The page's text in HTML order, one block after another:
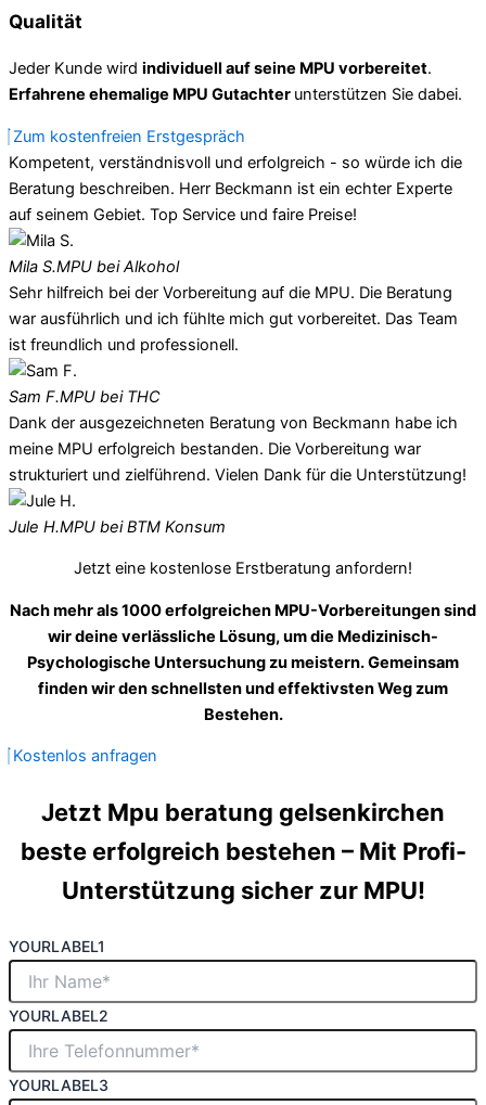
Qualität
Jeder Kunde wird individuell auf seine MPU vorbereitet.
Erfahrene ehemalige MPU Gutachter unterstützen Sie dabei.
Zum kostenfreien Erstgespräch
Kompetent, verständnisvoll und erfolgreich - so würde ich die
Beratung beschreiben. Herr Beckmann ist ein echter Experte
auf seinem Gebiet. Top Service und faire Preise!
Mila S.MPU bei Alkohol
Sehr hilfreich bei der Vorbereitung auf die MPU. Die Beratung
war ausführlich und ich fühlte mich gut vorbereitet. Das Team
ist freundlich und professionell.
Sam F.MPU bei THC
Dank der ausgezeichneten Beratung von Beckmann habe ich
meine MPU erfolgreich bestanden. Die Vorbereitung war
strukturiert und zielführend. Vielen Dank für die Unterstützung!
Jule H.MPU bei BTM Konsum
Jetzt eine kostenlose Erstberatung anfordern!
Nach mehr als 1000 erfolgreichen MPU-Vorbereitungen sind
wir deine verlässliche Lösung, um die Medizinisch-
Psychologische Untersuchung zu meistern. Gemeinsam
finden wir den schnellsten und effektivsten Weg zum
Bestehen.
Kostenlos anfragen
Jetzt Mpu beratung gelsenkirchen
beste erfolgreich bestehen – Mit Profi-
Unterstützung sicher zur MPU!
YOURLABEL1
YOURLABEL2
YOURLABEL3